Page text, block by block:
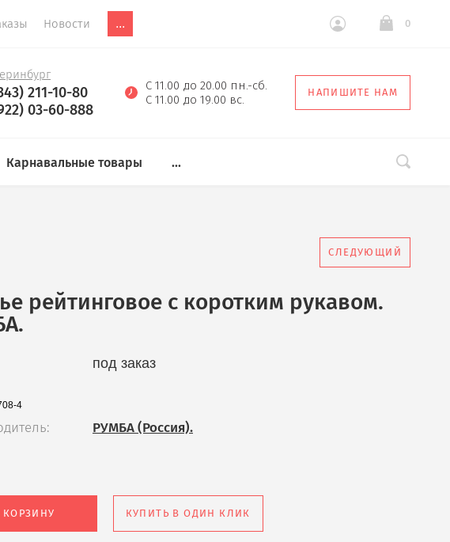
Новости ... 0
211-10-80
03-60-888
С 11.00 до 20.00 пн.-сб.
С 11.00 до 19.00 вс.
НАПИШИТЕ НАМ
Карнавальные товары ...
СЛЕДУЮЩИЙ
рейтинговое с коротким рукавом.
под заказ
4
РУМБА (Россия).
КОРЗИНУ КУПИТЬ В ОДИН КЛИК